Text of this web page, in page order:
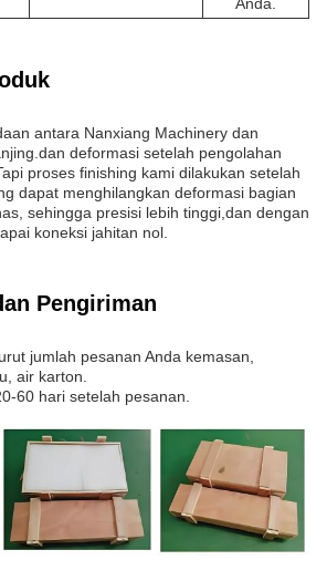
antara Nanxiang Machinery dan
deformasi setelah pengolahan
proses finishing kami dilakukan setelah
dapat menghilangkan deformasi bagian
sehingga presisi lebih tinggi,dan dengan
koneksi jahitan nol.
Pengiriman
jumlah pesanan Anda kemasan,
air karton.
60 hari setelah pesanan.